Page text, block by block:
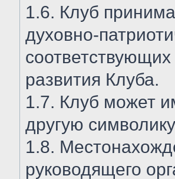
1.6. Клуб
духовно-
развития Клуба.
1.7. Клуб может
другую
1.8.
руководящего